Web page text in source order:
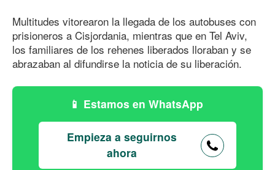
Multitudes vitorearon la llegada de los autobuses con
prisioneros a Cisjordania, mientras que en Tel Aviv,
los familiares de los rehenes liberados lloraban y se
abrazaban al difundirse la noticia de su liberación.
Estamos en WhatsApp
Empieza a seguirnos
ahora